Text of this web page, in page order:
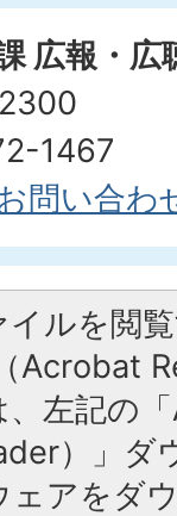
広報・広
1467
問い合わ
イルを閲
Acrobat
左記の
）」ダ
ェアをダ